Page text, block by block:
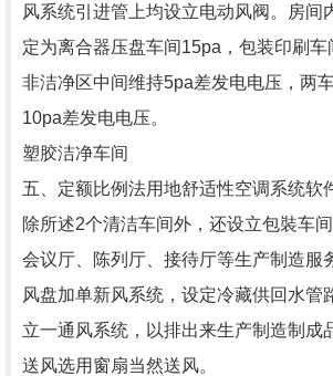
风系统引进管上均设立电动风阀。房间
定为离合器压盘车间15pa，包装印刷
非洁净区中间维持5pa差发电电压，两
10pa差发电电压。
塑胶洁净车间
五、定额比例法用地舒适性空调系统软
除所述2个清洁车间外，还设立包裝车间
会议厅、陈列厅、接待厅等生产制造服
风盘加单新风系统，设定冷藏供回水管
立一通风系统，以排出来生产制造制成
送风选用窗扇当然送风。